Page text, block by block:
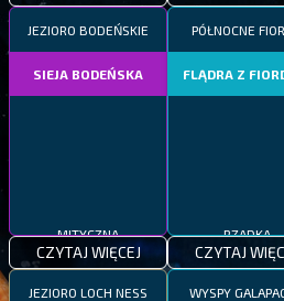
JEZIORO BODEŃSKIE
SIEJA BODEŃSKA
MITYCZNA
CZYTAJ WIĘCEJ
PÓŁNOCNE
FLĄDRA Z
RZADKA
CZYTAJ
JEZIORO LOCH NESS WYSPY